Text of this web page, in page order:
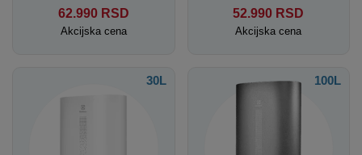
62.990 RSD
Akcijska cena
52.990 RSD
Akcijska cena
30L 100L